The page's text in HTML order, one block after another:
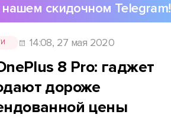
скидочном Telegram!
14:08, 27 мая 2020
8 Pro: гаджет
дороже
цены